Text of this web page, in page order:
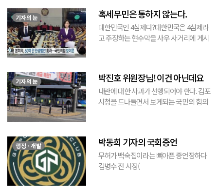
기자의 눈 혹세무민은 통하지 않는다.
대한민국인 4심제다?대한민국은 4심제라
고 주장하는 현수막을 사우 사거리에 게시
민(惑...
기자의 눈 박진호 위원장님! 이건 아닌데요
내란에 대한 사과가 선행되어야 한다. 김포
시청을 드나들면서 보게되는 국민의 힘의
이 하...
행정 · 개발 박동희 기자의 국회증언
무허가 백숙집이라는 뼈아픈 증언장하다
김병수 전 시장(